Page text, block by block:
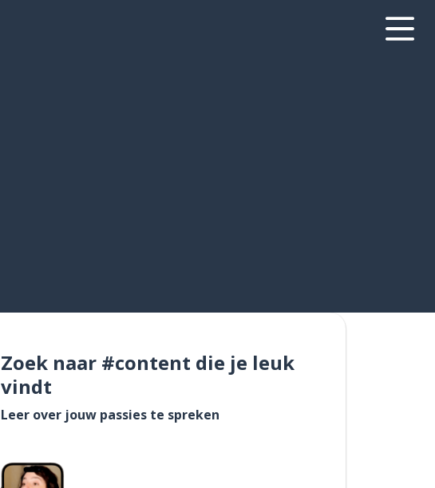
Zoek naar #content die je leuk
vindt
Leer over jouw passies te spreken